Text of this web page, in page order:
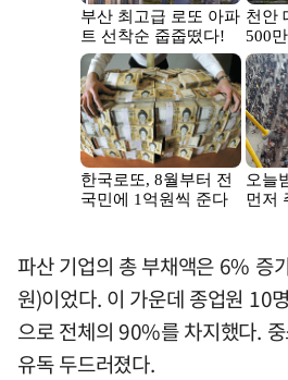
파산 기업의 총 부채액은 6% 증
원)이었다. 이 가운데 종업원 10
으로 전체의 90%를 차지했다.
유독 두드러졌다.